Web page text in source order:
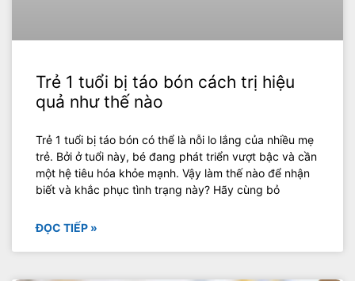
Trẻ 1 tuổi bị táo bón cách trị hiệu
quả như thế nào
Trẻ 1 tuổi bị táo bón có thể là nỗi lo lắng của nhiều mẹ
trẻ. Bởi ở tuổi này, bé đang phát triển vượt bậc và cần
một hệ tiêu hóa khỏe mạnh. Vậy làm thế nào để nhận
biết và khắc phục tình trạng này? Hãy cùng bỏ
ĐỌC TIẾP »